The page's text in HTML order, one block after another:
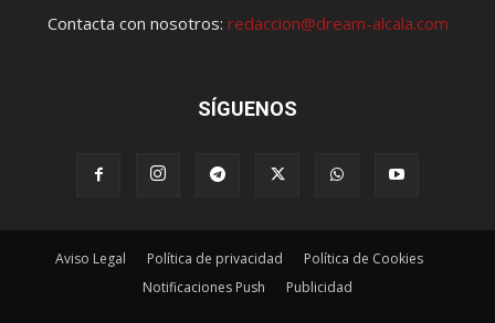
Contacta con nosotros: redaccion@dream-alcala.com
SÍGUENOS
Aviso Legal Política de privacidad
Política de Cookies
Notificaciones Push
Publicidad